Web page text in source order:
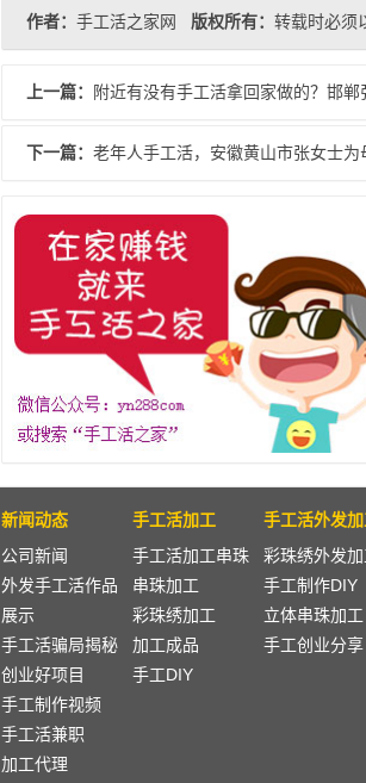
作者： 手工活之家网 版权所有： 转载时必须
上一篇： 附近有没有手工活拿回家做的？邯
下一篇： 老年人手工活，安徽黄山市张女士
新闻动态
公司新闻
外发手工活作品
展示
手工活骗局揭秘
创业好项目
手工制作视频
手工活兼职
加工代理
手工活加工
手工活加工串珠
串珠加工
彩珠绣加工
加工成品
手工DIY
手工活外发
彩珠绣外发加
手工制作DIY
立体串珠加工
手工创业分享